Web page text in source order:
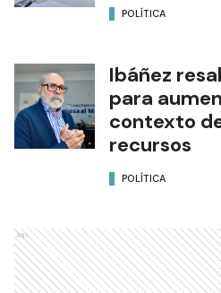
POLÍTICA
Ibáñez
para
contexto
recursos
POLÍTICA
Ads